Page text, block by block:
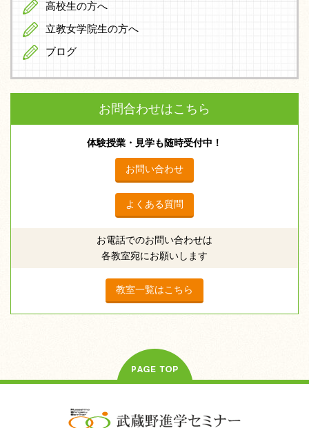
高校生の方へ
立教女学院生の方へ
ブログ
お問合わせはこちら
体験授業・見学も随時受付中！
お問い合わせ
よくある質問
お電話でのお問い合わせは
各教室宛にお願いします
教室一覧はこちら